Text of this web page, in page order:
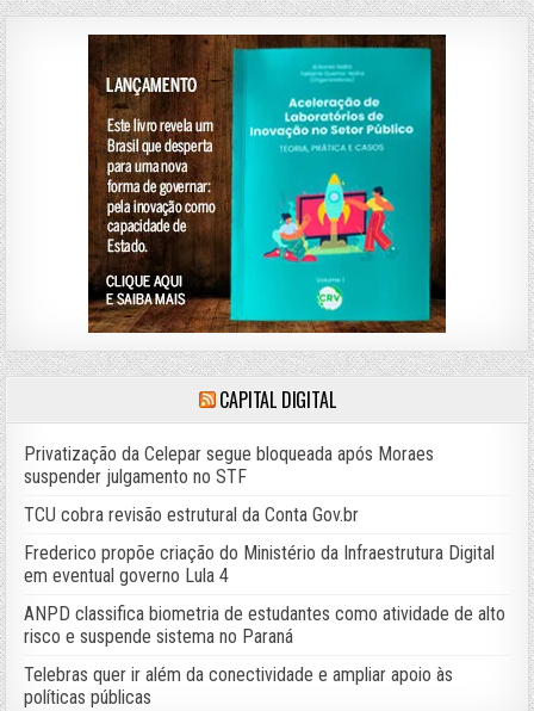
CAPITAL DIGITAL
Privatização da Celepar segue bloqueada após Moraes
suspender julgamento no STF
TCU cobra revisão estrutural da Conta Gov.br
Frederico propõe criação do Ministério da Infraestrutura Digital
em eventual governo Lula 4
ANPD classifica biometria de estudantes como atividade de alto
risco e suspende sistema no Paraná
Telebras quer ir além da conectividade e ampliar apoio às
políticas públicas